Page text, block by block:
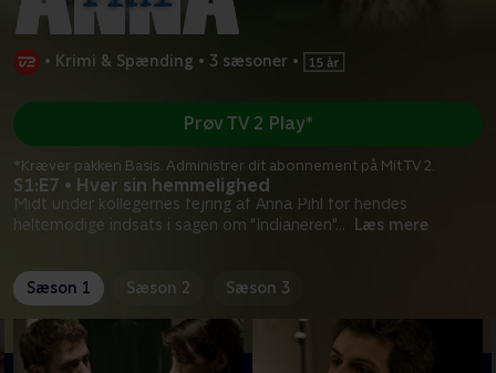
• Krimi & Spænding • 3 sæsoner •
S1:E7 • Hver sin hemmelighed
Midt under kollegernes fejring af Anna Pihl for hendes
heltemodige indsats i sagen om "Indianeren"... Læs mere
Prøv TV 2 Play*
*Kræver pakken Basis. Administrer dit abonnement på Mit TV 2.
Sæson 1 Sæson 2 Sæson 3